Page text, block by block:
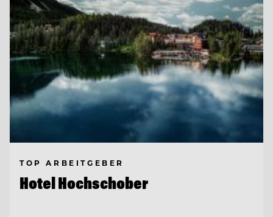
TOP ARBEITGEBER
Hotel Hochschober